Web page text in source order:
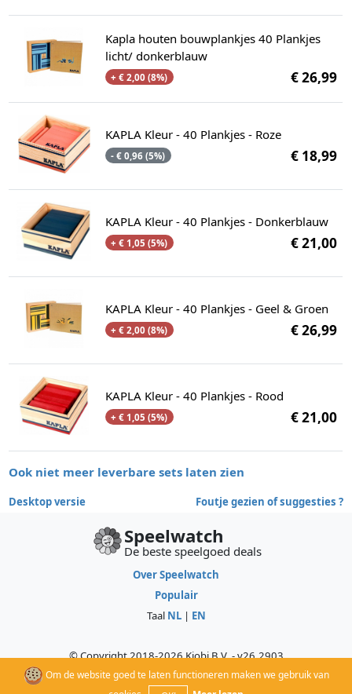
Kapla houten bouwplankjes 40 Plankjes
licht/ donkerblauw
+ € 2,00 (8%) € 26,99
KAPLA Kleur - 40 Plankjes - Roze
- € 0,96 (5%) € 18,99
KAPLA Kleur - 40 Plankjes - Donkerblauw
+ € 1,05 (5%) € 21,00
KAPLA Kleur - 40 Plankjes - Geel & Groen
+ € 2,00 (8%) € 26,99
KAPLA Kleur - 40 Plankjes - Rood
+ € 1,05 (5%) € 21,00
Ook niet meer leverbare sets laten zien
Desktop versie Foutje gezien of suggesties ?
Om de website goed te laten functioneren maken we gebruik van
Speelwatch
De beste speelgoed deals
Over Speelwatch
Populair
Taal NL| EN
© Copyright 2018-2026 Kiobi B.V. - v26.2903
All trademarks, service marks, and copyrights on this site are property of
their respective owners, who do not sponsor, authorize, or endorse this